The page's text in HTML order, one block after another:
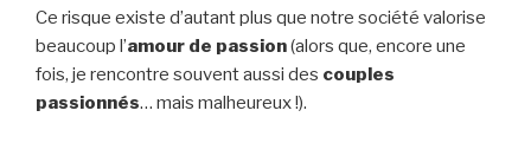
Ce risque existe d’autant plus que notre société valorise
beaucoup l’amour de passion(alors que, encore une
fois, je rencontre souvent aussi des couples
passionnés… mais malheureux !).